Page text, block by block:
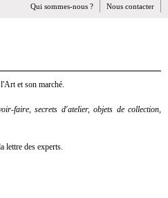
Nous contacter
Qui sommes-nous ?
et son marché.
faire, secrets d'atelier, objets de collection,
lettre des experts.